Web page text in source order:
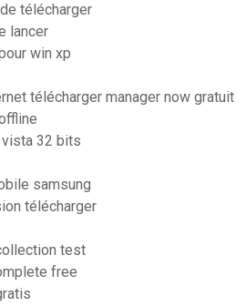
télécharger
lancer
win xp
télécharger manager now gratuit
32 bits
samsung
télécharger
test
free